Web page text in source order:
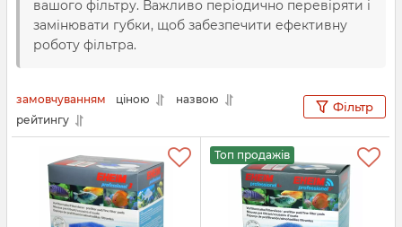
вашого фільтру. Важливо періодично перевіряти і
замінювати губки, щоб забезпечити ефективну
роботу фільтра.
замовчуванням ціною
назвою
рейтингу
Фільтр
Топ продажів